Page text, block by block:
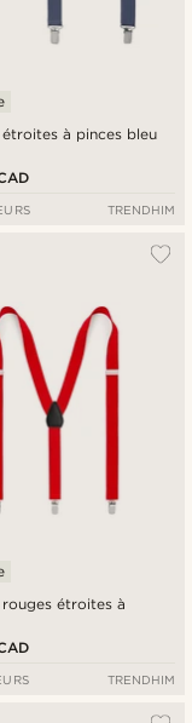
à pinces bleu
TRENDHIM
étroites à
TRENDHIM